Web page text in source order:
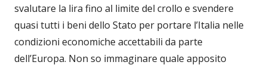
svalutare la lira fino al limite del crollo e svendere
quasi tutti i beni dello Stato per portare l’Italia nelle
condizioni economiche accettabili da parte
dell’Europa. Non so immaginare quale apposito